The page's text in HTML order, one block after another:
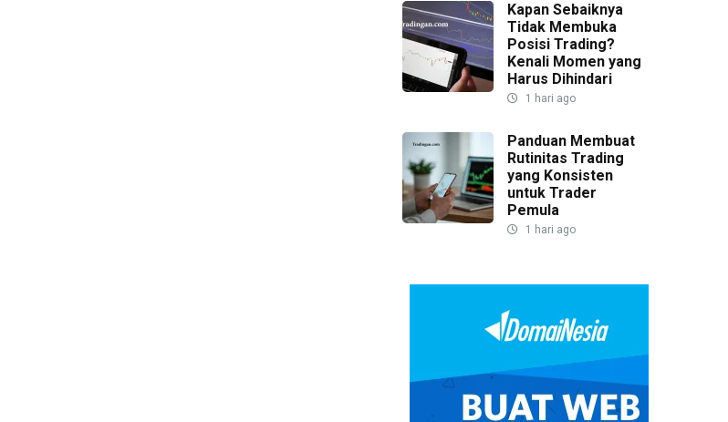
Kapan Sebaiknya
Tidak Membuka
Posisi Trading?
Kenali Momen yang
Harus Dihindari
1 hari ago
Panduan Membuat
Rutinitas Trading
yang Konsisten
untuk Trader
Pemula
1 hari ago